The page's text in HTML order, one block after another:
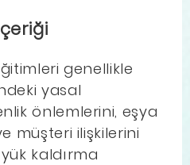
genellikle
yasal
önlemlerini, eşya
müşteri ilişkilerini
kaldırma